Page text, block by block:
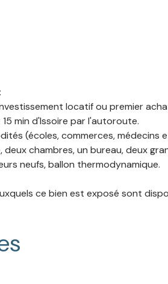
locatif ou premier
min d'Issoire par l'autoroute.
(écoles, commerces, médecins
chambres, un bureau, deux
neufs, ballon thermodynamique.
ce bien est exposé sont